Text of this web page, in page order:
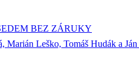
BEZ ZÁRUKY
Marián Leško, Tomáš Hudák a Ján